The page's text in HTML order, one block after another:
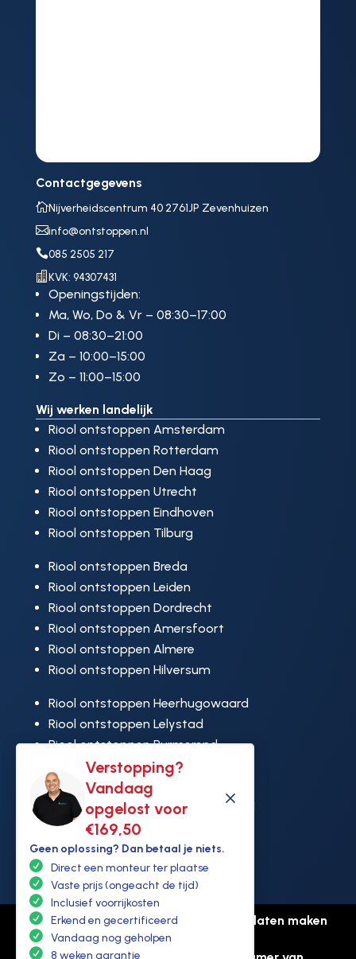
Verstopping?
Vandaag
opgelost voor
€169,50
M
Geen oplossing? Dan betaal je niets.
Direct een monteur ter plaatse
Vaste prijs (ongeacht de tijd)
Inclusief voorrijkosten
Erkend en gecertificeerd
Vandaag nog geholpen
8 weken garantie
Contactgegevens
Nijverheidscentrum 40 2761JP Zevenhuizen
info@ontstoppen.nl
085 2505 217
 KVK: 94307431
Openingstijden:
Ma, Wo, Do & Vr – 08:30–17:00
Di – 08:30–21:00
Za – 10:00–15:00
Zo – 11:00–15:00
Wij werken landelijk
Riool ontstoppen Amsterdam
Riool ontstoppen Rotterdam
Riool ontstoppen Den Haag
Riool ontstoppen Utrecht
Riool ontstoppen Eindhoven
Riool ontstoppen Tilburg
Riool ontstoppen Breda
Riool ontstoppen Leiden
Riool ontstoppen Dordrecht
Riool ontstoppen Amersfoort
Riool ontstoppen Almere
Riool ontstoppen Hilversum
Riool ontstoppen Heerhugowaard
Riool ontstoppen Lelystad
Riool ontstoppen Purmerend
Riool ontstoppen Ridderkerk
Riool ontstoppen Rijswijk
Riool ontstoppen Hoek van Holland
© Copyright Ontstoppen.nl |
Website laten maken
door Flexamedia